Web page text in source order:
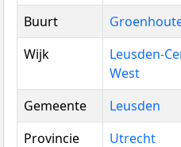
Buurt
Wijk
Leusden-
West
Gemeente Leusden
Provincie
Utrecht